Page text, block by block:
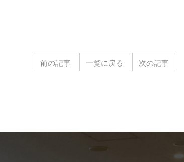
前の記事 一覧に戻る 次の記事